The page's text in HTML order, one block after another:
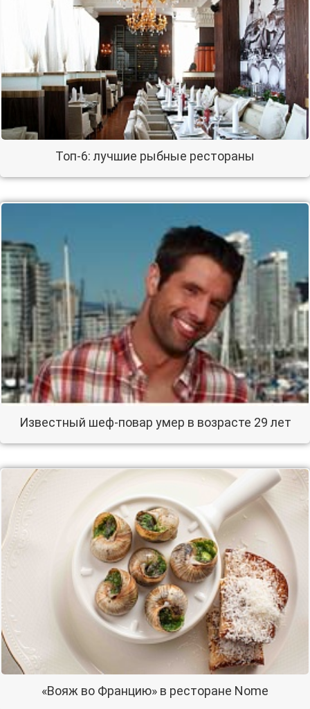
Топ-6: лучшие рыбные рестораны
Известный шеф-повар умер в возрасте 29 лет
«Вояж во Францию» в ресторане Nome